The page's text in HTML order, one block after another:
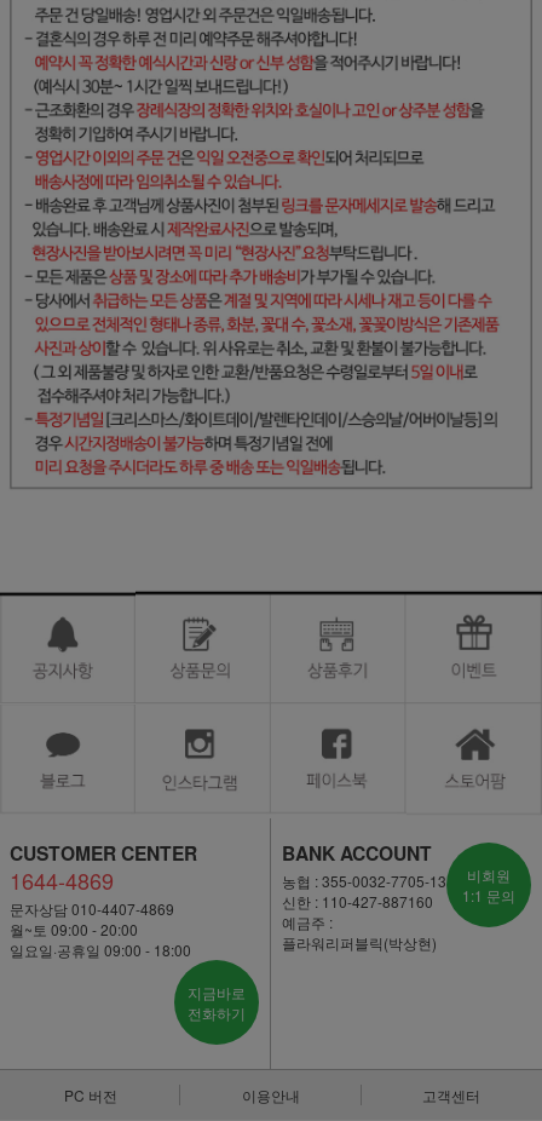
CUSTOMER CENTER
1644-4869
문자상담 010-4407-4869
월~토 09:00 - 20:00
일요일·공휴일 09:00 - 18:00
지금바로
전화하기
BANK ACCOUNT
농협 : 355-0032-7705-13
신한 : 110-427-887160
예금주 :
플라워리퍼블릭(박상현)
비회원
1:1 문의
PC 버전 이용안내 고객센터